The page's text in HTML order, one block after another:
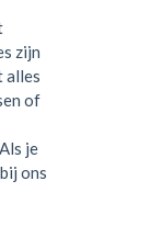
zijn
alles
of
je
ons